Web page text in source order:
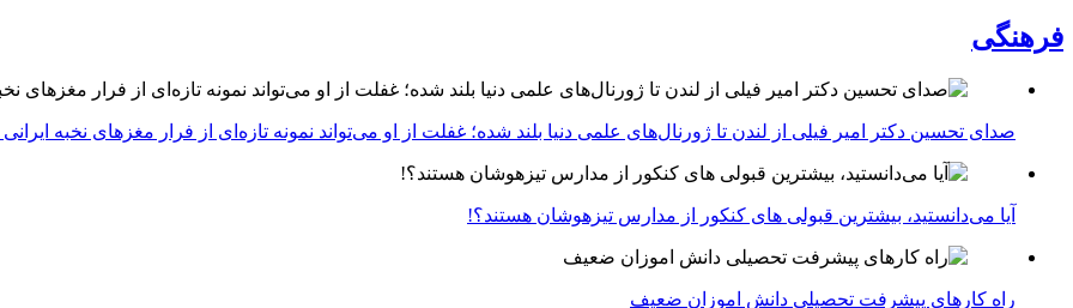
فرهنگی
صدای تحسین دکتر امیر فیلی از لندن تا ژورنال‌های علمی دنیا بلند شده؛ غفلت از او می‌تواند نمونه تازه‌ای از فرار مغزهای نخبه ایرانی
آیا می‌دانستید، بیشترین قبولی های کنکور از مدارس تیزهوشان هستند؟!
راه کارهای پیشرفت تحصیلی دانش اموزان ضعیف